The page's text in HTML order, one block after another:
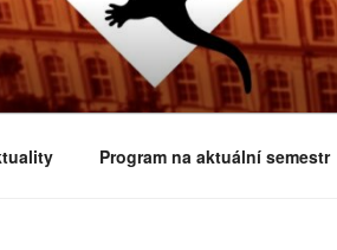
o evoluci a obecnější
Program na aktuální semestr